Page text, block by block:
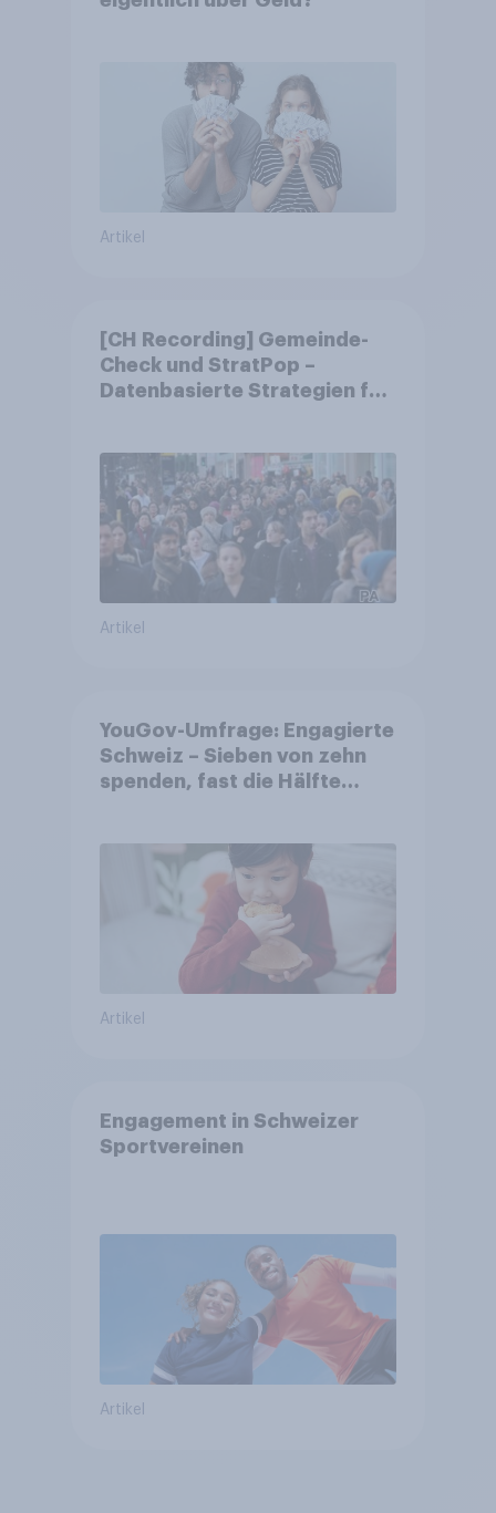
Artikel
[CH Recording] Gemeinde-
Check und StratPop –
Datenbasierte Strategien für
Artikel
YouGov-Umfrage: Engagierte
Schweiz – Sieben von zehn
spenden, fast die Hälfte
Artikel
Engagement in Schweizer
Sportvereinen
Artikel